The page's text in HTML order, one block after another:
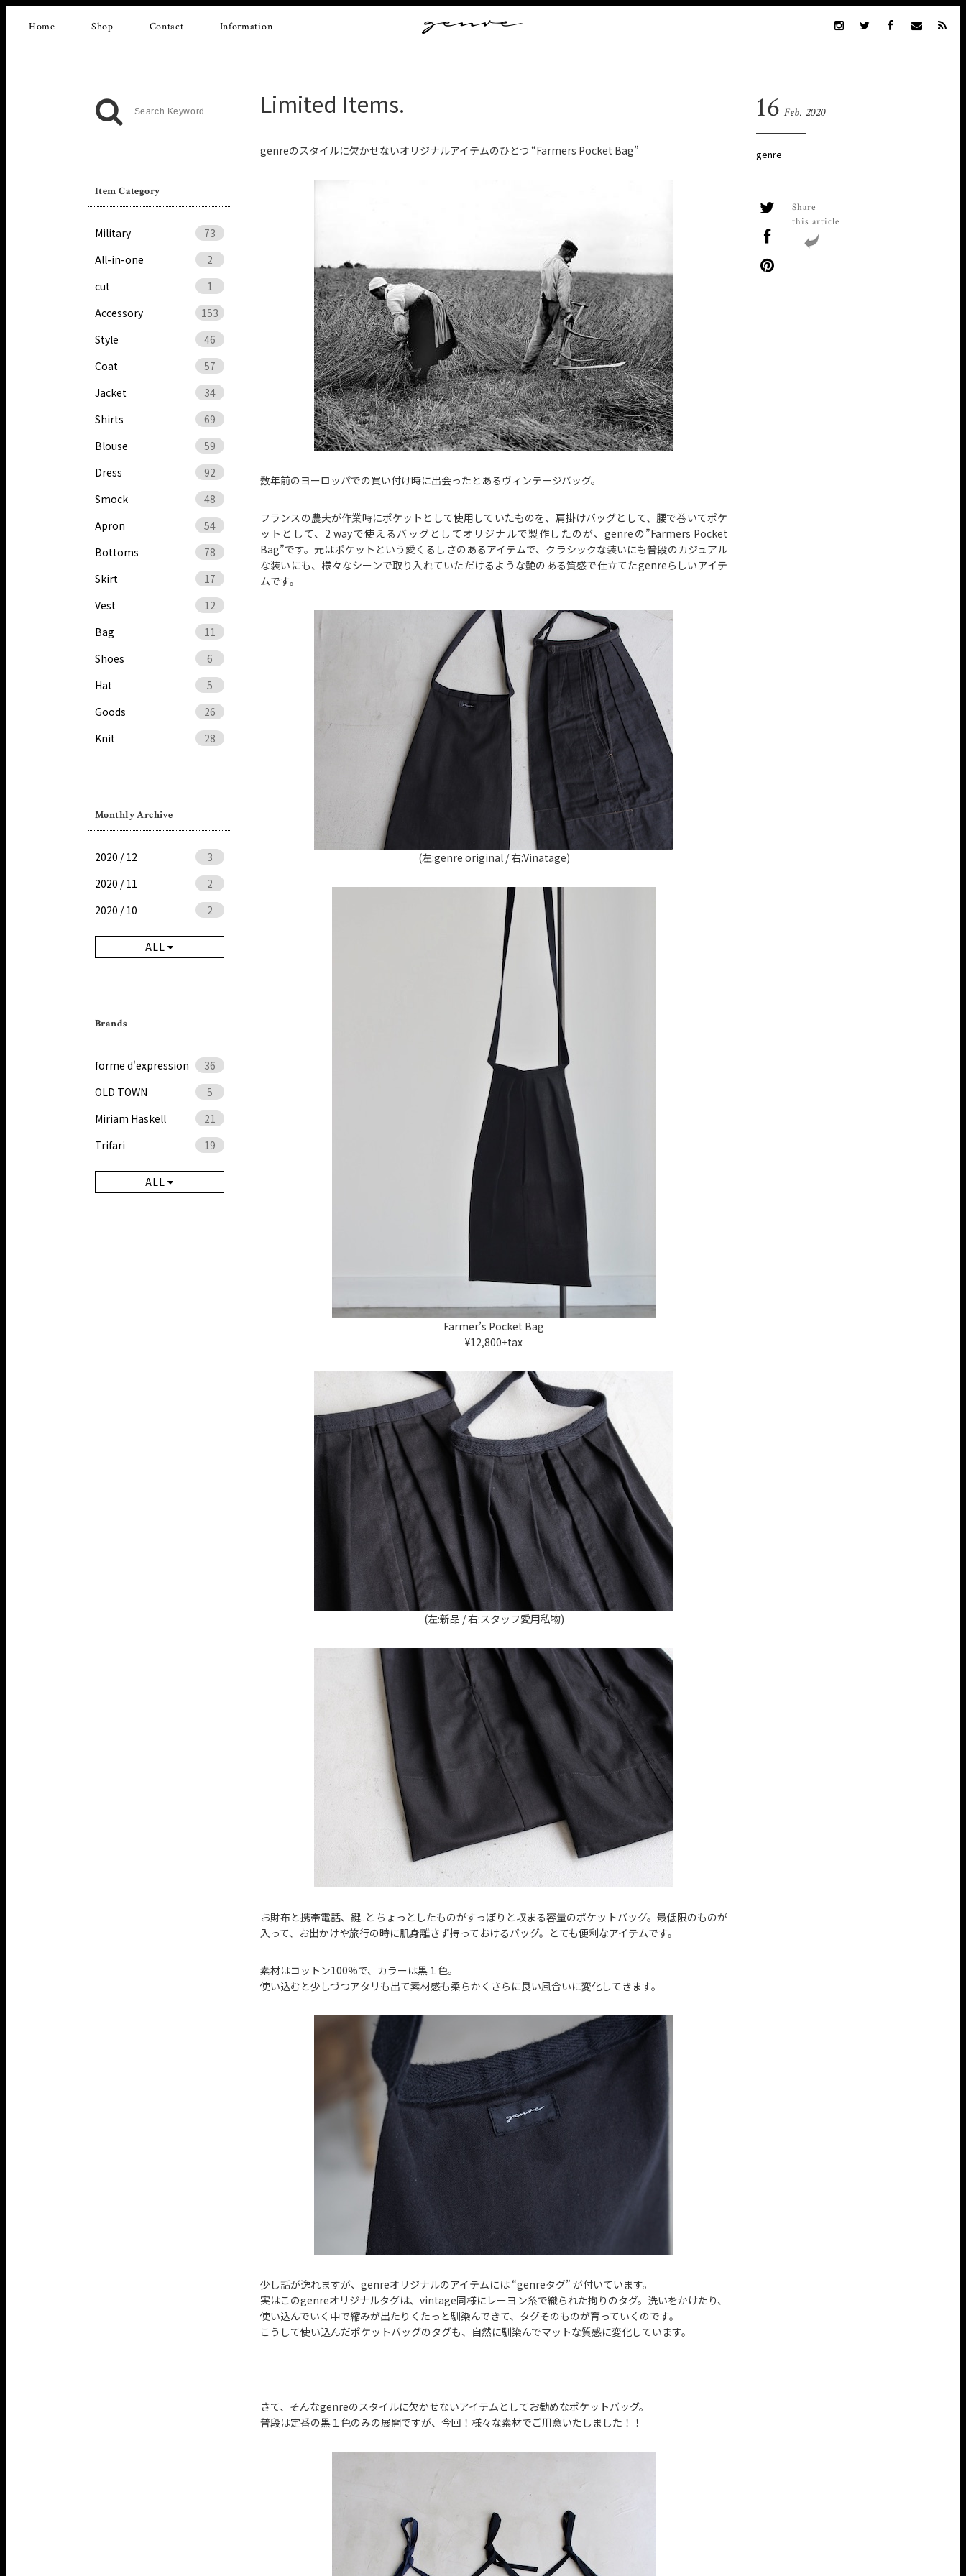
Vintage
Home Shop Contact Information
Item Category
Military
73
All-in-one
2
cut
1
Accessory
153
Style
46
Coat
57
Jacket
34
Shirts
69
Blouse
59
Dress
92
Smock
48
Apron
54
Bottoms
78
Skirt
17
Vest
12
Bag
11
Shoes
6
Hat
5
Goods
26
Knit
28
Monthly Archive
2020 / 12
3
2020 / 11
2
2020 / 10
2
ALL
Brands
forme d'expression
36
OLD TOWN
5
Miriam Haskell
21
Trifari
19
ALL
Limited Items. 16 Feb. 2020
genre
Share
this article
genreのスタイルに欠かせないオリジナルアイテムのひとつ “Farmers Pocket Bag”
数年前のヨーロッパでの買い付け時に出会ったとあるヴィンテージバッグ。
フランスの農夫が作業時にポケットとして使用していたものを、肩掛けバッグとして、腰で巻いてポケ
ットとして、2 wayで使えるバッグとしてオリジナルで製作したのが、genreの”Farmers Pocket
Bag”です。元はポケットという愛くるしさのあるアイテムで、クラシックな装いにも普段のカジュアル
な装いにも、様々なシーンで取り入れていただけるような艶のある質感で仕立てたgenreらしいアイテ
ムです。
(左:genre original / 右:Vinatage)
Farmer’s Pocket Bag
¥12,800+tax
(左:新品 / 右:スタッフ愛用私物)
お財布と携帯電話、鍵..とちょっとしたものがすっぽりと収まる容量のポケットバッグ。最低限のものが
入って、お出かけや旅行の時に肌身離さず持っておけるバッグ。とても便利なアイテムです。
素材はコットン100%で、カラーは黒１色。
使い込むと少しづつアタリも出て素材感も柔らかくさらに良い風合いに変化してきます。
少し話が逸れますが、genreオリジナルのアイテムには “genreタグ” が付いています。
実はこのgenreオリジナルタグは、vintage同様にレーヨン糸で織られた拘りのタグ。洗いをかけたり、
使い込んでいく中で縮みが出たりくたっと馴染んできて、タグそのものが育っていくのです。
こうして使い込んだポケットバッグのタグも、自然に馴染んでマットな質感に変化しています。
さて、そんなgenreのスタイルに欠かせないアイテムとしてお勧めなポケットバッグ。
普段は定番の黒１色のみの展開ですが、今回！様々な素材でご用意いたしました！！